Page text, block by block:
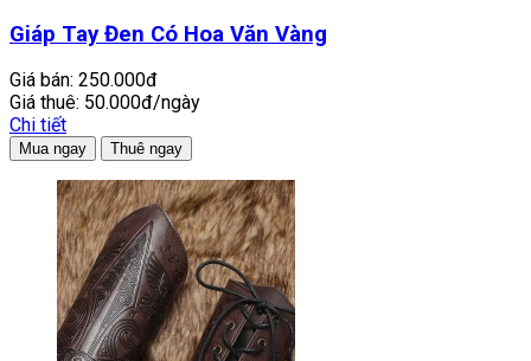
Giáp Tay Đen Có Hoa Văn Vàng
Giá bán: 250.000đ
Giá thuê: 50.000đ/ngày
Chi tiết
Mua ngay Thuê ngay